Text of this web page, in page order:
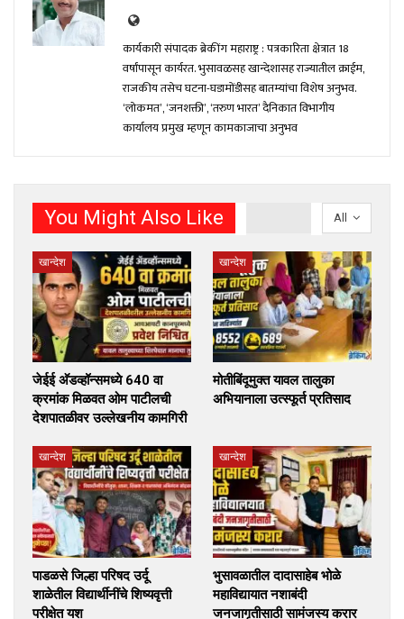
कार्यकारी संपादक ब्रेकींग महाराष्ट्र : पत्रकारिता क्षेत्रात 18
वर्षांपासून कार्यरत. भुसावळसह खान्देशासह राज्यातील क्राईम,
राजकीय तसेच घटना-घडामोंडीसह बातम्यांचा विशेष अनुभव.
‘लोकमत’, ‘जनशक्ती’, ‘तरुण भारत’ दैनिकात विभागीय
कार्यालय प्रमुख म्हणून कामकाजाचा अनुभव
All
You Might Also Like
खान्देश
जेईई अ‍ॅडव्हॉन्समध्ये 640 वा
क्रमांक मिळवत ओम पाटीलची
देशपातळीवर उल्लेखनीय कामगिरी
खान्देश
मोतीबिंदूमुक्त यावल तालुका
अभियानाला उत्स्फूर्त प्रतिसाद
खान्देश
पाडळसे जिल्हा परिषद उर्दू
शाळेतील विद्यार्थीनींचे शिष्यवृत्ती
परीक्षेत यश
खान्देश
भुसावळातील दादासाहेब भोळे
महाविद्यायात नशाबंदी
जनजागृतीसाठी सामंजस्य करार